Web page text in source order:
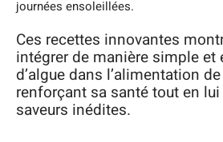
journées ensoleillées.
Ces recettes innovantes
intégrer de manière simple et
d’algue dans l’alimentation
renforçant sa santé tout en
saveurs inédites.